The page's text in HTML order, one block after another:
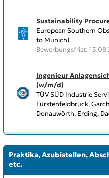
Sustainability
European Southern
to Munich)
Bewerbungsfrist:
Ingenieur
(w/m/d)
TÜV SÜD Industrie
Fürstenfeldbruck,
Donauwörth, Erding,
Praktika, Azubistellen,
etc.